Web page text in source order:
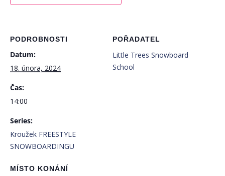
PODROBNOSTI
Datum:
18. února, 2024
Čas:
14:00
Series:
Kroužek FREESTYLE
SNOWBOARDINGU
MÍSTO KONÁNÍ
POŘADATEL
Little Trees Snowboard
School